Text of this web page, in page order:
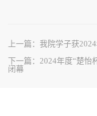
上一篇：我院学子获
下一篇： 2024年度“楚怡
闭幕